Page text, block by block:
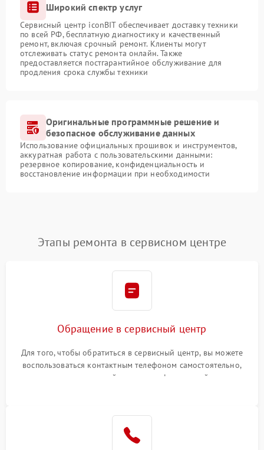
Широкий спектр услуг
Сервисный центр iconBIT обеспечивает доставку техники
по всей РФ, бесплатную диагностику и качественный
ремонт, включая срочный ремонт. Клиенты могут
отслеживать статус ремонта онлайн. Также
предоставляется постгарантийное обслуживание для
продления срока службы техники
Оригинальные программные решение и
безопасное обслуживание данных
Использование официальных прошивок и инструментов,
аккуратная работа с пользовательскими данными:
резервное копирование, конфиденциальность и
восстановление информации при необходимости
Этапы ремонта в сервисном центре
Обращение в сервисный центр
Для того, чтобы обратиться в сервисный центр, вы можете
воспользоваться контактным телефоном самостоятельно,
или оставить свой номер телефона на сайте